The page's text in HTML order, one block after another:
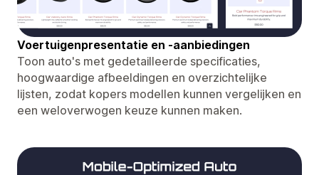
Voertuigenpresentatie en -aanbiedingen
Toon auto's met gedetailleerde specificaties,
hoogwaardige afbeeldingen en overzichtelijke
lijsten, zodat kopers modellen kunnen vergelijken en
een weloverwogen keuze kunnen maken.